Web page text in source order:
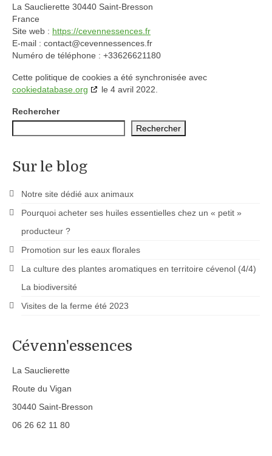
La Sauclierette 30440 Saint-Bresson
France
Site web : https://cevennessences.fr
E-mail : contact@cevennessences.fr
Numéro de téléphone : +33626621180
Cette politique de cookies a été synchronisée avec
cookiedatabase.org
le 4 avril 2022.
Rechercher
Rechercher
Sur le blog
Notre site dédié aux animaux
Pourquoi acheter ses huiles essentielles chez un « petit »
producteur ?
Promotion sur les eaux florales
La culture des plantes aromatiques en territoire cévenol (4/4)
La biodiversité
Visites de la ferme été 2023
Cévenn'essences
La Sauclierette
Route du Vigan
30440 Saint-Bresson
06 26 62 11 80